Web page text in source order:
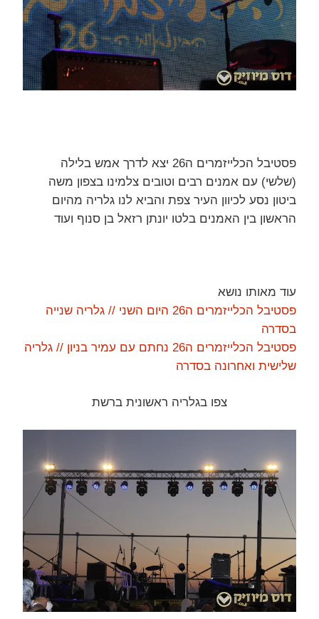
פסטיבל הכלייזמרים ה26 יצא לדרך אמש בלילה
(שלשי) עם אמנים רבים וטובים צלמינו בצפון משה
ביטון נסע לכיוון העיר צפת והביא לנו גלריה מהיום
הראשון בין האמנים בלטו יונתן רזאל בן סנוף ועוד
עוד מאותו נושא
פסטיבל הכלייזמרים ה26 היום השני // גלריה שנייה
בסדרה
פסטיבל הכלייזמרים ה26 נחתם עם עמיר בניון // גלריה
שלישית ואחרונה בסדרה
צפו בגלריה ראשונית ברשת